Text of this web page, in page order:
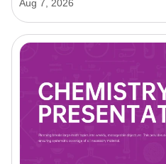
Aug 7, 2026